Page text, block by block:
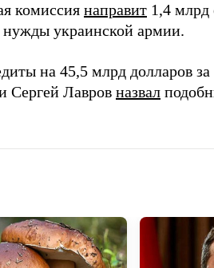
комиссия направит 1,4 млрд
нужды украинской армии.
на 45,5 млрд долларов за
Сергей Лавров назвал